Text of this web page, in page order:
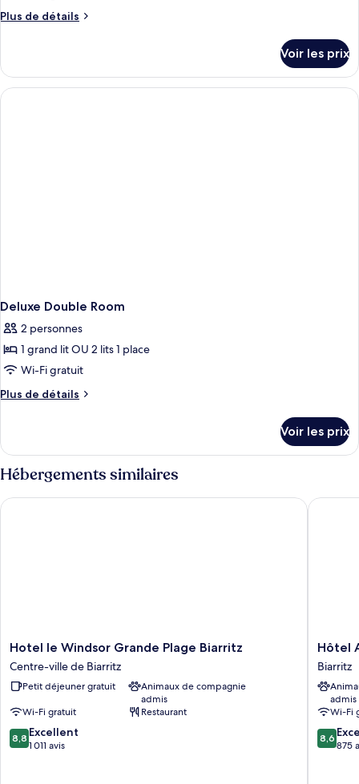
chambre :
Deluxe
Plus de détails
Plus
le
type
de
Voir les prix
Deluxe Double Room
2 personnes
1 grand lit OU 2 lits 1 place
Wi-Fi gratuit
Plus de détails
Plus
le
type
de
chambre
Deluxe
Voir les prix
Hébergements similaires
Hotel
le
Windsor
Grande
Biarritz
Centre-
ville
Hotel le Windsor Grande Plage Biarritz
Centre-ville de Biarritz
Petit déjeuner gratuit
Animaux de compagnie
admis
Wi-Fi gratuit
Restaurant
8.8
sur
8,8 Excellent
1 011 avis
Hotel le Windsor Grande Plage Biarritz
Hôtel
AKENA
Biarritz
-
Grande
plage
Biarritz
Hôtel
Biarritz
admis
Wi-Fi
8.6
sur
8,6
875
Hôtel